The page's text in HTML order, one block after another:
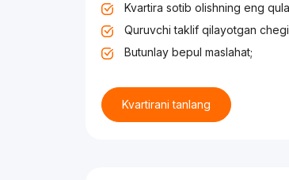
Kvartira sotib olishning eng
Quruvchi taklif qilayotgan
Butunlay bepul maslahat;
Kvartirani tanlang